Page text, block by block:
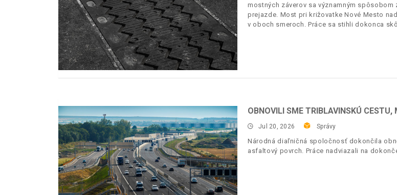
mostných záverov sa významným
prejazde. Most pri križovatke Nové Mesto
v oboch smeroch. Práce sa stihli dokonca
OBNOVILI SME TRIBLAVINSKÚ
Jul 20, 2026 Správy
Národná diaľničná spoločnosť dokončila
asfaltový povrch. Práce nadviazali na